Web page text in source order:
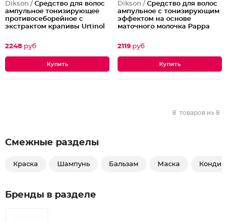
Dikson / Средство для волос
ампульное тонизирующее
противосеборейное с
экстрактом крапивы Urtinol
2248 руб
Dikson / Средство для волос
ампульное с тонизирующим
эффектом на основе
маточного молочка Pарра
2119 руб
8 товаров из 8
Смежные разделы
Краска Шампунь Бальзам Маска
Бренды в разделе